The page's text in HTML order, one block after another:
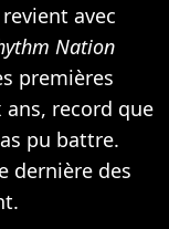
avec
Nation
premières
ans, record que
pu battre.
dernière des